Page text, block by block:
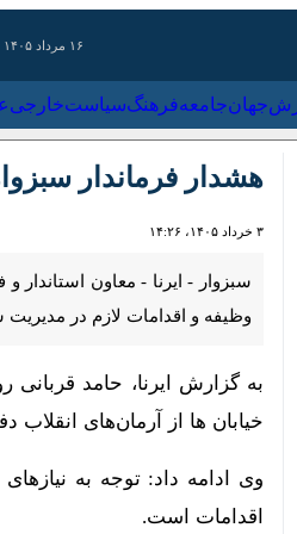
ورزش جهان جامعه فرهنگ
هشدار فرماندار سبزوار